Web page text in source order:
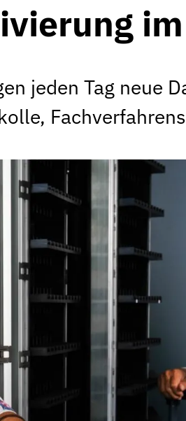
jeden Tag neue